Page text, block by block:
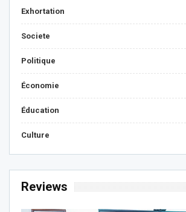
Exhortation
Societe
Politique
Économie
Éducation
Culture
Reviews